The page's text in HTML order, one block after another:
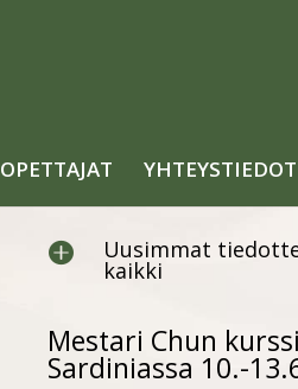
OPETTAJAT YHTEYSTIEDOT
 Uusimmat
kaikki
Mestari Chun kurssi
Sardiniassa 10.-